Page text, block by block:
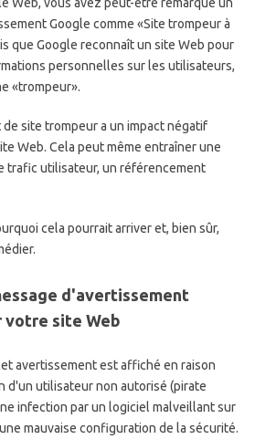
Google comme «Site trompeur à
que Google reconnaît un site Web pour
personnelles sur les utilisateurs,
«trompeur».
site trompeur a un impact négatif
Web. Cela peut même entraîner une
trafic utilisateur, un référencement
cela pourrait arriver et, bien sûr,
d'avertissement
votre site Web
avertissement est affiché en raison
d'un utilisateur non autorisé (pirate
infection par un logiciel malveillant sur
mauvaise configuration de la sécurité.